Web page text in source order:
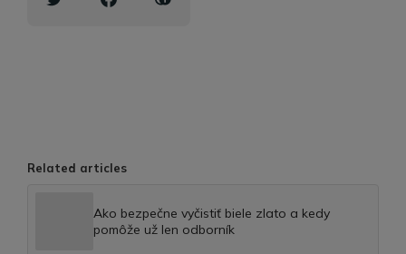
Related articles
Ako bezpečne vyčistiť biele zlato a kedy
pomôže už len odborník